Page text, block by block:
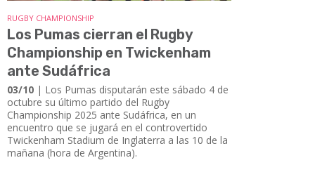
RUGBY CHAMPIONSHIP
Los Pumas cierran el Rugby
Championship en Twickenham
ante Sudáfrica
03/10 | Los Pumas disputarán este sábado 4 de
octubre su último partido del Rugby
Championship 2025 ante Sudáfrica, en un
encuentro que se jugará en el controvertido
Twickenham Stadium de Inglaterra a las 10 de la
mañana (hora de Argentina).